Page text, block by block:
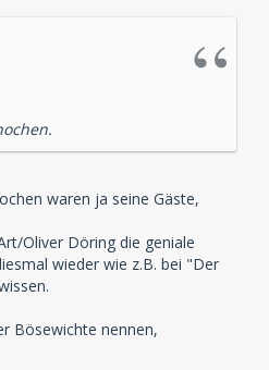
waren ja seine Gäste,
Oliver Döring die geniale
wieder wie z.B. bei "Der
Bösewichte nennen,